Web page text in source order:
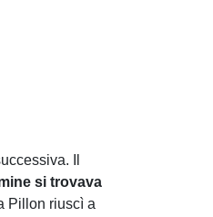
Il
si trovava
Pillon riuscì a